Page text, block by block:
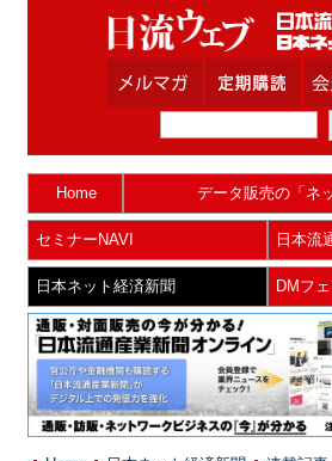
Home データ販売の「ネ
セミナーNAVI 日本流
日本ネット経済新聞 DMフ